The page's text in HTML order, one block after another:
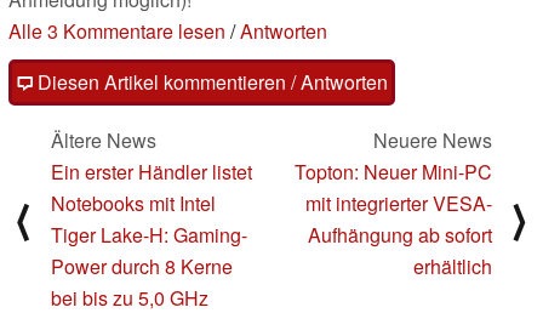
Alle 3 Kommentare lesen /Antworten
Diesen Artikel kommentieren / Antworten
⟨
Ältere News
Ein erster Händler listet
Notebooks mit Intel
Tiger Lake-H: Gaming-
Power durch 8 Kerne
bei bis zu 5,0 GHz
Neuere News
Topton: Neuer Mini-PC
mit integrierter VESA-
Aufhängung ab sofort
erhältlich
⟩